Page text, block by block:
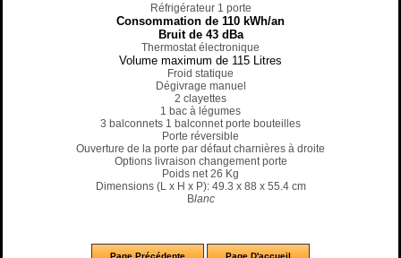
Réfrigérateur 1 porte
Consommation de 110 kWh/an
Bruit de 43 dBa
Thermostat électronique
Volume maximum de 115 Litres
Froid statique
Dégivrage manuel
2 clayettes
1 bac à légumes
3 balconnets 1 balconnet porte bouteilles
Porte réversible
Ouverture de la porte par défaut charnières à droite
Options livraison changement porte
Poids net 26 Kg
Dimensions (L x H x P): 49.3 x 88 x 55.4 cm
Blanc